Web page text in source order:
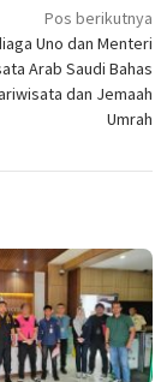
Pos berikutnya
Uno dan Menteri
Arab Saudi Bahas
dan Jemaah
Umrah